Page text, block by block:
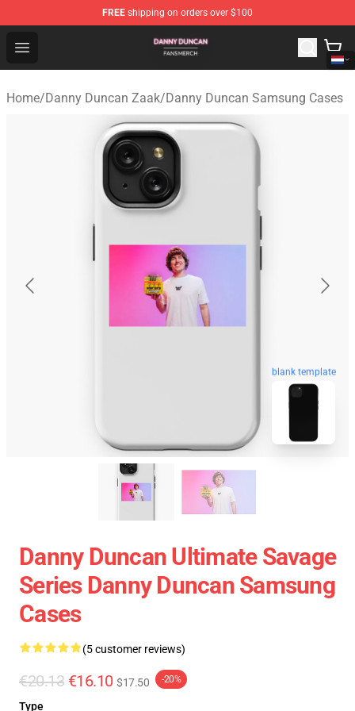
FREE shipping on orders over $100
Open menu
Danny Duncan Shop - Official Danny Duncan
Home/Danny Duncan Zaak/Danny Duncan Samsung Cases
blank template
Danny Duncan Ultimate Savage
Series Danny Duncan Samsung
Cases
(5 customer reviews)
€20.13 €16.10 $17.50 -20%
Type